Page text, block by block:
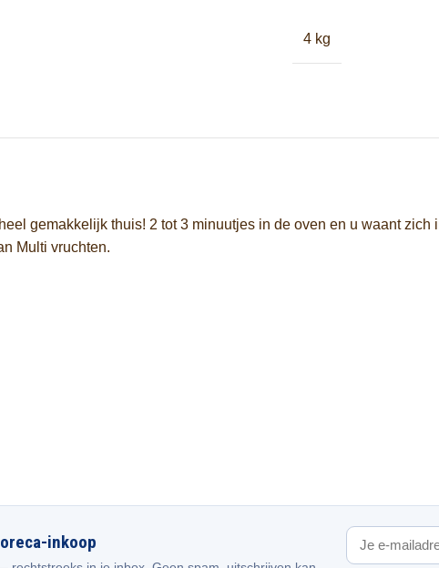
4 kg
gemakkelijk thuis! 2 tot 3 minuutjes in de oven en u waant
Multi vruchten.
inkoop